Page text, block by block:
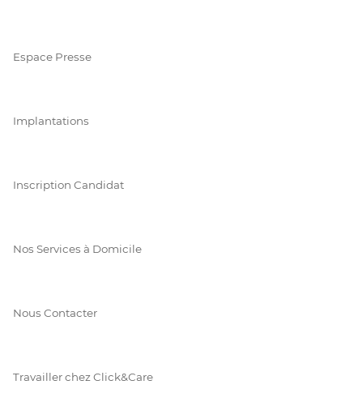
Espace Presse
Implantations
Inscription Candidat
Nos Services à Domicile
Nous Contacter
Travailler chez Click&Care